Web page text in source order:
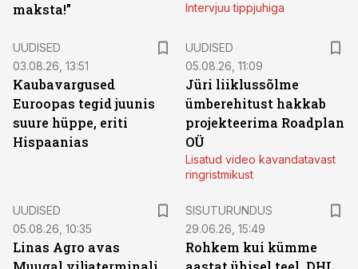
maksta!”
Intervjuu tippjuhiga
UUDISED
03.08.26, 13:51
Kaubavargused
Euroopas tegid juunis
suure hüppe, eriti
Hispaanias
UUDISED
05.08.26, 11:09
Jüri liiklussõlme
ümberehitust hakkab
projekteerima Roadplan
OÜ
Lisatud video kavandatavast
ringristmikust
UUDISED
05.08.26, 10:35
Linas Agro avas
SISUTURUNDUS
29.06.26, 15:49
Rohkem kui kümme